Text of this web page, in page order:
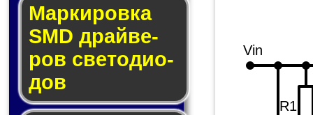
Маркировка
SMD драй­ве­
ров све­то­ди­о­
дов
Vin
R1